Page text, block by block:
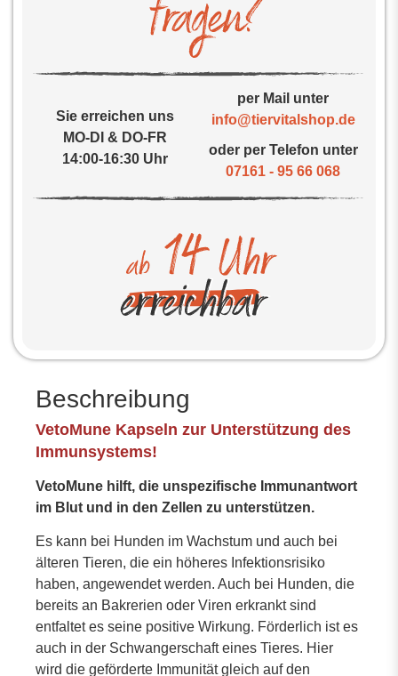
Sie erreichen uns
MO-DI & DO-FR
14:00-16:30 Uhr
per Mail unter
info@tiervitalshop.de
oder per Telefon unter
07161 - 95 66 068
Beschreibung
VetoMune Kapseln zur Unterstützung des
Immunsystems!
VetoMune hilft, die unspezifische Immunantwort
im Blut und in den Zellen zu unterstützen.
Es kann bei Hunden im Wachstum und auch bei
älteren Tieren, die ein höheres Infektionsrisiko
haben, angewendet werden. Auch bei Hunden, die
bereits an Bakrerien oder Viren erkrankt sind
entfaltet es seine positive Wirkung. Förderlich ist es
auch in der Schwangerschaft eines Tieres. Hier
wird die geförderte Immunität gleich auf den